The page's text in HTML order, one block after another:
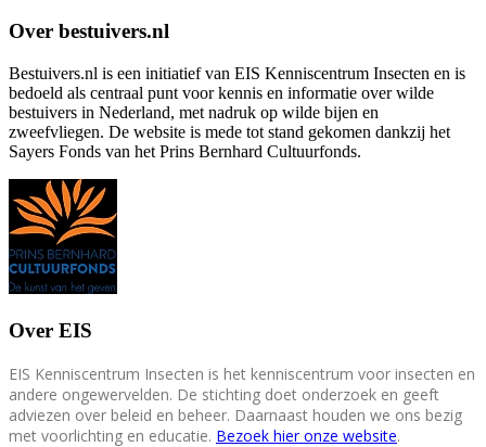
Over bestuivers.nl
Bestuivers.nl is een initiatief van EIS Kenniscentrum Insecten en is
bedoeld als centraal punt voor kennis en informatie over wilde
bestuivers in Nederland, met nadruk op wilde bijen en
zweefvliegen. De website is mede tot stand gekomen dankzij het
Sayers Fonds van het Prins Bernhard Cultuurfonds.
Over EIS
EIS Kenniscentrum Insecten is het kenniscentrum voor insecten en
andere ongewervelden. De stichting doet onderzoek en geeft
adviezen over beleid en beheer. Daarnaast houden we ons bezig
met voorlichting en educatie. Bezoek hier onze website.